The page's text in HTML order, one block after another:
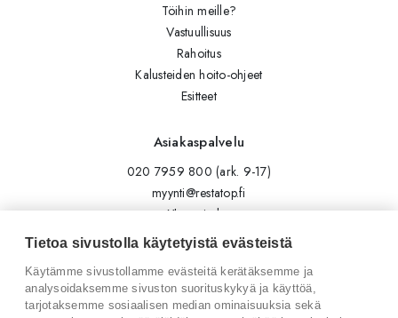
Töihin meille?
Vastuullisuus
Rahoitus
Kalusteiden hoito-ohjeet
Esitteet
Asiakaspalvelu
020 7959 800 (ark. 9-17)
myynti@restatop.fi
Yhteystiedot
Lähetä viesti
Seuraa meitä
Tilaa uutiskirje
Tietoa sivustolla käytetyistä evästeistä
Käytämme sivustollamme evästeitä kerätäksemme ja
analysoidaksemme sivuston suorituskykyä ja käyttöä,
tarjotaksemme sosiaalisen median ominaisuuksia sekä